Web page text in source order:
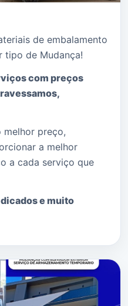
de embalamento
tipo de Mudança!
com preços
melhor preço,
a melhor
a cada serviço que
e muito